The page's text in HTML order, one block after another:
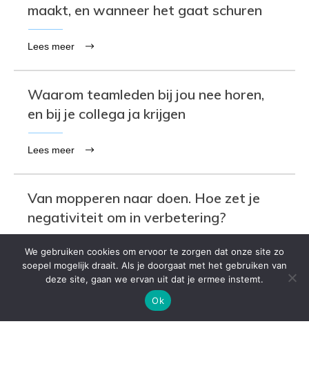
maakt, en wanneer het gaat schuren
Lees meer
Waarom teamleden bij jou nee horen,
en bij je collega ja krijgen
Lees meer
Van mopperen naar doen. Hoe zet je
negativiteit om in verbetering?
Lees meer
We gebruiken cookies om ervoor te zorgen dat onze site zo
soepel mogelijk draait. Als je doorgaat met het gebruiken van
deze site, gaan we ervan uit dat je ermee instemt.
Ok